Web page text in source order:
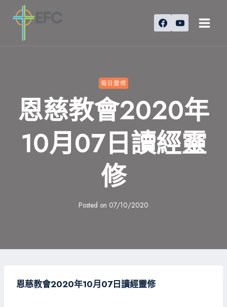
每日靈修
恩慈教會2020年
10月07日讀經靈
修
Posted on 07/10/2020
恩慈教會2020年10月07日讀經靈修